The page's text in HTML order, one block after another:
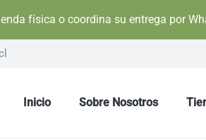
física o coordina su entrega por
Inicio Sobre Nosotros